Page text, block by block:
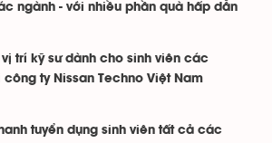
ngành - với nhiều phần quà hấp dẫn
vị trí kỹ sư dành cho sinh viên các
công ty Nissan Techno Việt Nam
tuyển dụng sinh viên tất cả các